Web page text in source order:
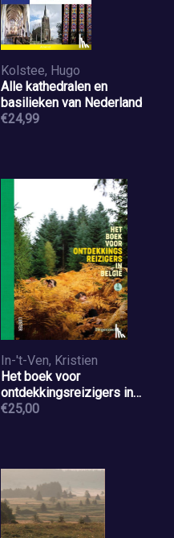
Kolstee, Hugo
Alle kathedralen en
basilieken van Nederland
€24,99
In-'t-Ven, Kristien
Het boek voor
ontdekkingsreizigers in
België
€25,00